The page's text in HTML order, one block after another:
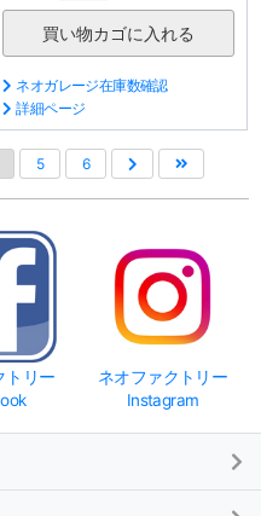
ネオガレージ在庫数確認
詳細ページ
5 6
トリー
ネオファクトリー
Instagram